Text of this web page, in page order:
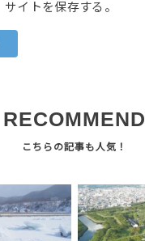
イトを保存する。
RECOMMEND